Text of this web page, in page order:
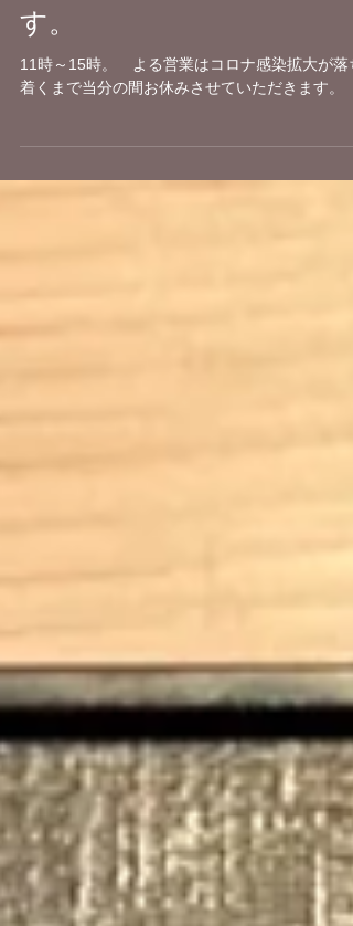
す。
11時～15時。 よる営業はコロナ感染拡大が落
着くまで当分の間お休みさせていただきます。